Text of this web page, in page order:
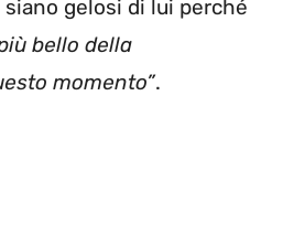
gelosi di lui perché
bello della
momento”.